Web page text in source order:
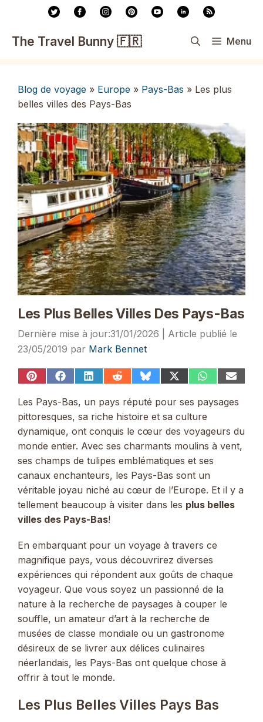
contenu
The Travel Bunny 🇫🇷 Menu
Blog de voyage » Europe » Pays-Bas » Les plus
belles villes des Pays-Bas
Les Plus Belles Villes Des Pays-Bas
31/01/2026
23/05/2019 par Mark Bennet
Share
Pinterest
Share
Facebook
Share
LinkedIn
Share
Reddit
Share
Bluesky
Share
(Twitter)
ShareShare
Les Pays-Bas, un pays réputé pour ses paysages
pittoresques, sa riche histoire et sa culture
dynamique, ont conquis le cœur des voyageurs du
monde entier. Avec ses charmants moulins à vent,
ses champs de tulipes emblématiques et ses
canaux enchanteurs, les Pays-Bas sont un
véritable joyau niché au cœur de l’Europe. Et il y a
tellement beaucoup à visiter dans les plus belles
villes des Pays-Bas!
En embarquant pour un voyage à travers ce
magnifique pays, vous découvrirez diverses
expériences qui répondent aux goûts de chaque
voyageur. Que vous soyez un passionné de la
nature à la recherche de paysages à couper le
souffle, un amateur d’art à la recherche de
musées de classe mondiale ou un gastronome
désireux de se livrer aux délices culinaires
néerlandais, les Pays-Bas ont quelque chose à
offrir à tout le monde.
Les Plus Belles Villes Pays Bas